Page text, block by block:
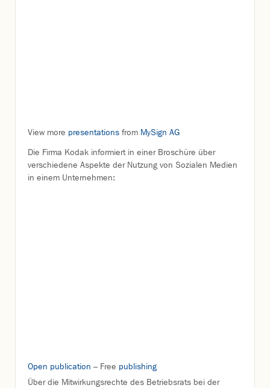
View more presentations from MySign AG
Die Firma Kodak informiert in einer Broschüre über
verschiedene Aspekte der Nutzung von Sozialen Medien
in einem Unternehmen:
Open publication – Free publishing
Über die Mitwirkungsrechte des Betriebsrats bei der